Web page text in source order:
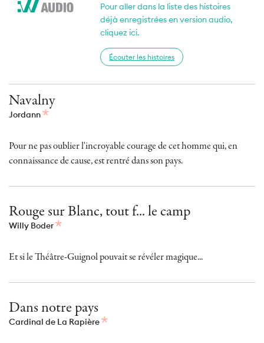
Pour aller dans la liste des histoires
déjà enregistrées en version audio,
cliquez ici.
Écouter les histoires
Navalny
Jordann
Pour ne pas oublier l'incroyable courage de cet homme qui, en
connaissance de cause, est rentré dans son pays.
Rouge sur Blanc, tout f... le camp
Willy Boder
Et si le Théâtre-Guignol pouvait se révéler magique...
Dans notre pays
Cardinal de La Rapière